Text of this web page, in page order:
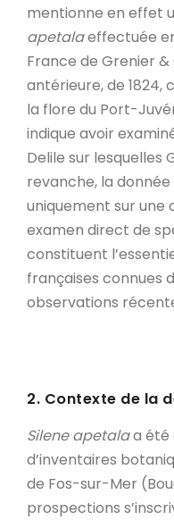
mentionne en effet
apetalaeffectuée
France de Grenier
antérieure, de 1824,
la flore du Port-
indique avoir
Delile sur lesquelles
revanche, la
uniquement sur une
examen direct de
constituent
françaises connues
observations
2. Contexte de la
Silene apetalaa été
d’inventaires
de Fos-sur-Mer
prospections